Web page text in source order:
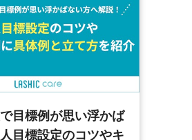
目標例が思い浮かば
目標設定のコツやキ